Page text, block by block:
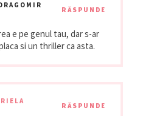
RĂSPUNDE
e pe genul tau, dar s-ar
si un thriller ca asta.
RĂSPUNDE